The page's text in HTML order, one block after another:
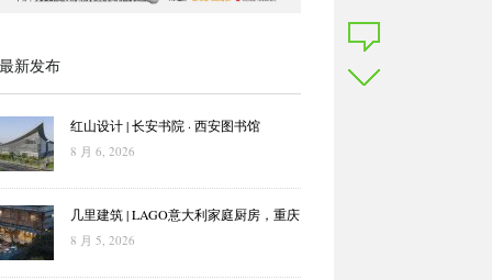
新发布
红山设计 | 长安书院 · 西安图书馆
8 月 6, 2026
几里建筑 | LAGO意大利家庭厨房，重庆
8 月 5, 2026